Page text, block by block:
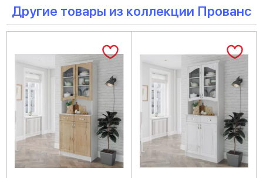
Другие товары из коллекции Прованс